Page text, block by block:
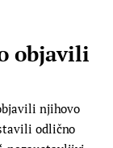
objavili
njihovo
odlično